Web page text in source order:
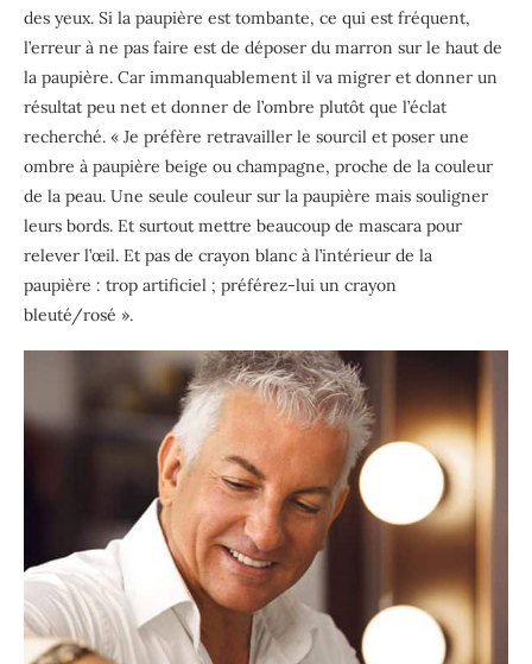
des yeux. Si la paupière est tombante, ce qui est fréquent,
l’erreur à ne pas faire est de déposer du marron sur le haut de
la paupière. Car immanquablement il va migrer et donner un
résultat peu net et donner de l’ombre plutôt que l’éclat
recherché. « Je préfère retravailler le sourcil et poser une
ombre à paupière beige ou champagne, proche de la couleur
de la peau. Une seule couleur sur la paupière mais souligner
leurs bords. Et surtout mettre beaucoup de mascara pour
relever l’œil. Et pas de crayon blanc à l’intérieur de la
paupière : trop artificiel ; préférez-lui un crayon
bleuté/rosé ».